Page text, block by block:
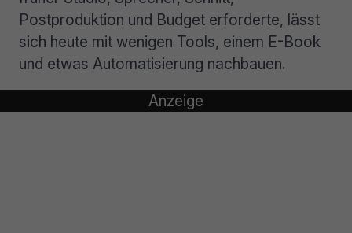
Postproduktion und Budget erforderte, lässt
sich heute mit wenigen Tools, einem E-Book
und etwas Automatisierung nachbauen.